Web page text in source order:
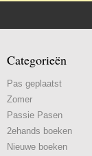
Categorieën
Pas geplaatst
Zomer
Passie Pasen
2ehands boeken
Nieuwe boeken